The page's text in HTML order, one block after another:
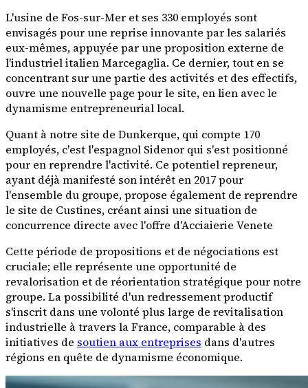
L'usine de Fos-sur-Mer et ses 330 employés sont
envisagés pour une reprise innovante par les salariés
eux-mêmes, appuyée par une proposition externe de
l'industriel italien Marcegaglia. Ce dernier, tout en se
concentrant sur une partie des activités et des effectifs,
ouvre une nouvelle page pour le site, en lien avec le
dynamisme entrepreneurial local.
Quant à notre site de Dunkerque, qui compte 170
employés, c'est l'espagnol Sidenor qui s'est positionné
pour en reprendre l'activité. Ce potentiel repreneur,
ayant déjà manifesté son intérêt en 2017 pour
l'ensemble du groupe, propose également de reprendre
le site de Custines, créant ainsi une situation de
concurrence directe avec l'offre d'Acciaierie Venete
Cette période de propositions et de négociations est
cruciale; elle représente une opportunité de
revalorisation et de réorientation stratégique pour notre
groupe. La possibilité d'un redressement productif
s'inscrit dans une volonté plus large de revitalisation
industrielle à travers la France, comparable à des
initiatives de soutien aux entreprises dans d'autres
régions en quête de dynamisme économique.